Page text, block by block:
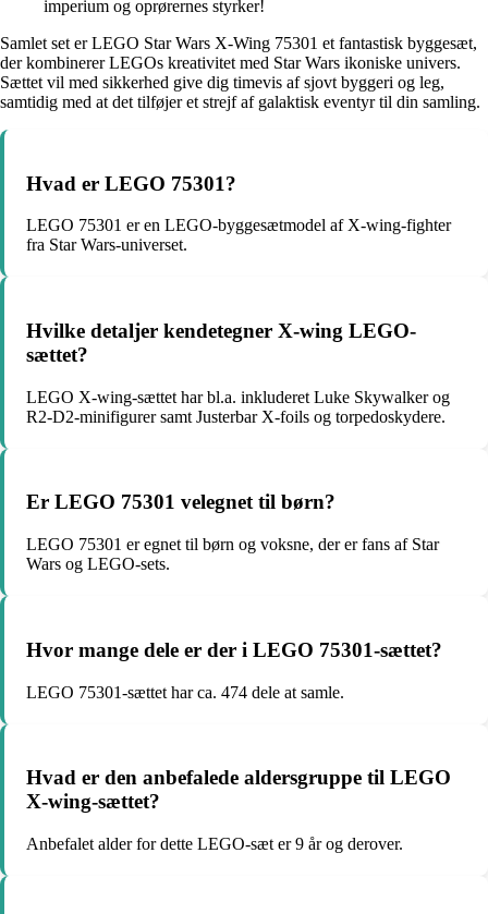
imperium og oprørernes styrker!
Samlet set er LEGO Star Wars X-Wing 75301 et fantastisk byggesæt,
der kombinerer LEGOs kreativitet med Star Wars ikoniske univers.
Sættet vil med sikkerhed give dig timevis af sjovt byggeri og leg,
samtidig med at det tilføjer et strejf af galaktisk eventyr til din samling.
Hvad er LEGO 75301?
LEGO 75301 er en LEGO-byggesætmodel af X-wing-fighter
fra Star Wars-universet.
Hvilke detaljer kendetegner X-wing LEGO-
sættet?
LEGO X-wing-sættet har bl.a. inkluderet Luke Skywalker og
R2-D2-minifigurer samt Justerbar X-foils og torpedoskydere.
Er LEGO 75301 velegnet til børn?
LEGO 75301 er egnet til børn og voksne, der er fans af Star
Wars og LEGO-sets.
Hvor mange dele er der i LEGO 75301-sættet?
LEGO 75301-sættet har ca. 474 dele at samle.
Hvad er den anbefalede aldersgruppe til LEGO
X-wing-sættet?
Anbefalet alder for dette LEGO-sæt er 9 år og derover.